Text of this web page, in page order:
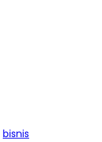
bisnis